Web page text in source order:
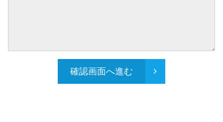
確認画面へ進む